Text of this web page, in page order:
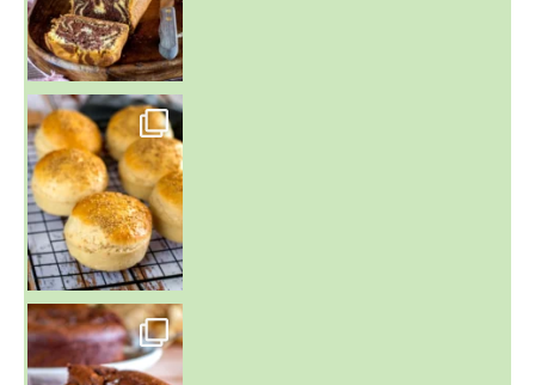
~ BUNS MAISON ~
Un peu de boulange par ici au
~ GÂTEAU FONDANT CHOCO NOISETTE ~
C'est lundi